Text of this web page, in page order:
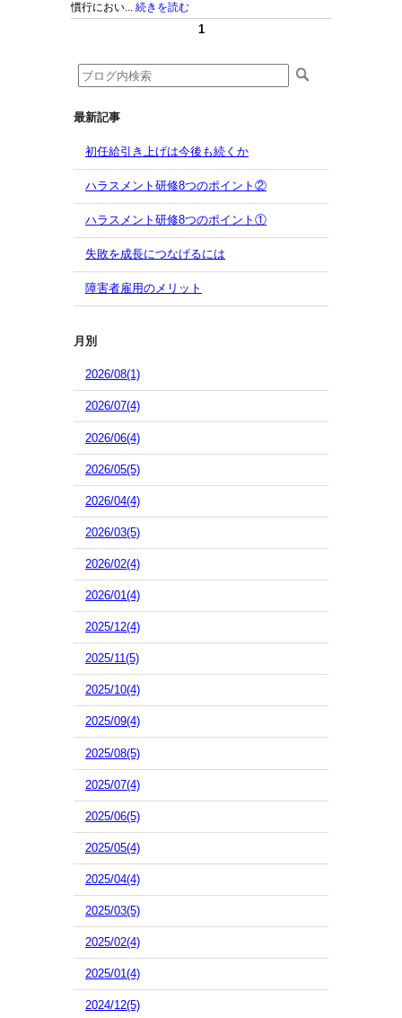
慣行におい... 続きを読む
1
最新記事
初任給引き上げは今後も続くか
ハラスメント研修8つのポイント②
ハラスメント研修8つのポイント①
失敗を成長につなげるには
障害者雇用のメリット
月別
2026/08(1)
2026/07(4)
2026/06(4)
2026/05(5)
2026/04(4)
2026/03(5)
2026/02(4)
2026/01(4)
2025/12(4)
2025/11(5)
2025/10(4)
2025/09(4)
2025/08(5)
2025/07(4)
2025/06(5)
2025/05(4)
2025/04(4)
2025/03(5)
2025/02(4)
2025/01(4)
2024/12(5)